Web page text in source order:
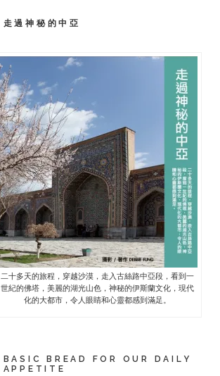
走過神秘的中亞
二十多天的旅程，穿越沙漠，走入古絲路中亞段，看到一
世紀的佛塔，美麗的湖光山色，神秘的伊斯蘭文化，現代
化的大都市，令人眼睛和心靈都感到滿足。
BASIC BREAD FOR OUR DAILY
APPETITE